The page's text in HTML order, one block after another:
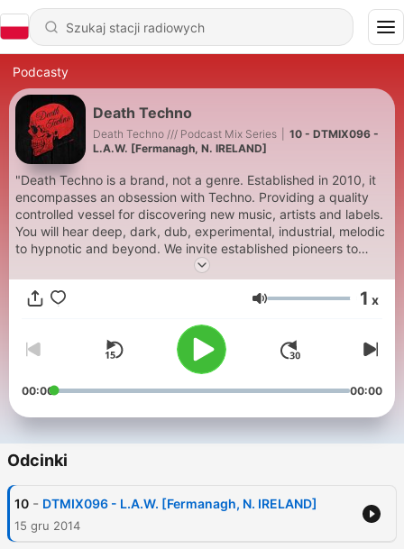
Podcasty
Death Techno
Death Techno /// Podcast Mix Series
10 - DTMIX096 -
L.A.W. [Fermanagh, N. IRELAND]
"Death Techno is a brand, not a genre. Established in 2010, it
encompasses an obsession with Techno. Providing a quality
controlled vessel for discovering new music, artists and labels.
You will hear deep, dark, dub, experimental, industrial, melodic
to hypnotic and beyond. We invite established pioneers to
underground talent from around the world to create Exclusive
mixes for our ongoing archive." - Jack! Who? deathtechno.com
Creator / Editor
Głośność 1 x
00:00 00:00
Odcinki
10 - DTMIX096 - L.A.W. [Fermanagh, N. IRELAND]
15 gru 2014